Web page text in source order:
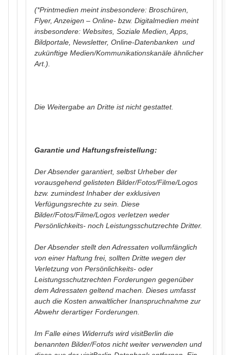
(*Printmedien meint insbesondere: Broschüren,
Flyer, Anzeigen – Online- bzw. Digitalmedien meint
insbesondere: Websites, Soziale Medien, Apps,
Bildportale, Newsletter, Online-Datenbanken und
zukünftige Medien/Kommunikationskanäle ähnlicher
Art.)
Die Weitergabe an Dritte ist nicht gestattet.
Garantie und Haftungsfreistellung:
Der Absender garantiert, selbst Urheber der
vorausgehend gelisteten Bilder/Fotos/Filme/Logos
bzw. zumindest Inhaber der exklusiven
Verfügungsrechte zu sein. Diese
Bilder/Fotos/Filme/Logos verletzen weder
Persönlichkeits- noch Leistungsschutzrechte Dritter.
Der Absender stellt den Adressaten vollumfänglich
von einer Haftung frei, sollten Dritte wegen der
Verletzung von Persönlichkeits- oder
Leistungsschutzrechten Forderungen gegenüber
dem Adressaten geltend machen. Dieses umfasst
auch die Kosten anwaltlicher Inanspruchnahme zur
Abwehr derartiger Forderungen.
Im Falle eines Widerrufs wird visitBerlin die
benannten Bilder/Fotos nicht weiter verwenden und